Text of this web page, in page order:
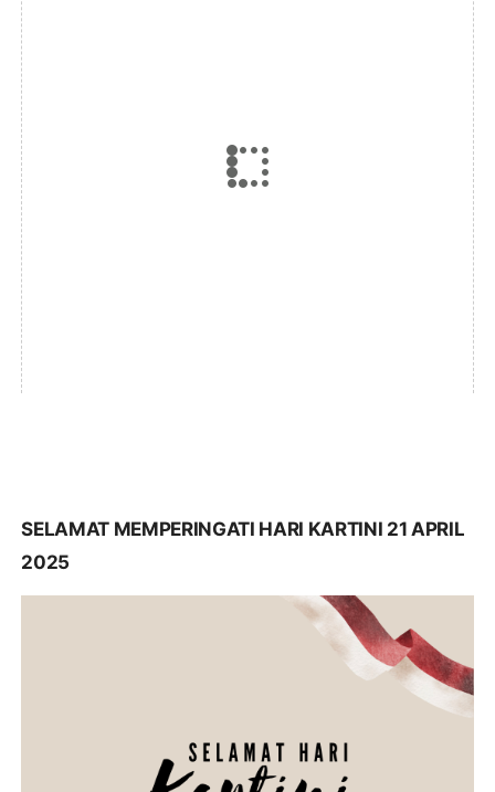
SELAMAT MEMPERINGATI HARI KARTINI 21 APRIL
2025